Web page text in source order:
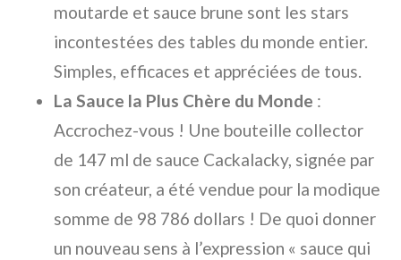
moutarde et sauce brune sont les stars
incontestées des tables du monde entier.
Simples, efficaces et appréciées de tous.
La Sauce la Plus Chère du Monde :
Accrochez-vous ! Une bouteille collector
de 147 ml de sauce Cackalacky, signée par
son créateur, a été vendue pour la modique
somme de 98 786 dollars ! De quoi donner
un nouveau sens à l’expression « sauce qui